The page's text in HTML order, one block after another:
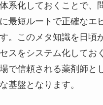
系化しておくことで、
最短ルートで正確なエ
。このメタ知識を日頃
スをシステム化してお
で信頼される薬剤師と
基盤となります。